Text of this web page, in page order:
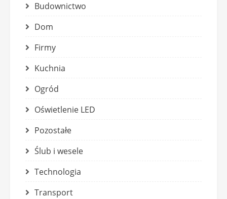
Budownictwo
Dom
Firmy
Kuchnia
Ogród
Oświetlenie LED
Pozostałe
Ślub i wesele
Technologia
Transport